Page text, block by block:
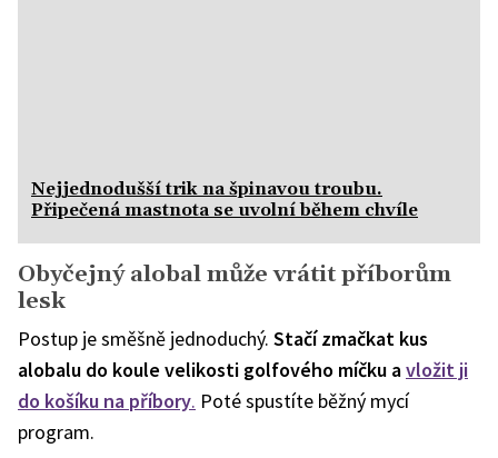
Nejjednodušší trik na špinavou troubu.
Připečená mastnota se uvolní během chvíle
Obyčejný alobal může vrátit příborům
lesk
Postup je směšně jednoduchý. Stačí zmačkat kus
alobalu do koule velikosti golfového míčku avložit ji
do košíku na příbory. Poté spustíte běžný mycí
program.